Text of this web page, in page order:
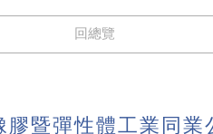
回總覽
膠暨彈性體工業同業